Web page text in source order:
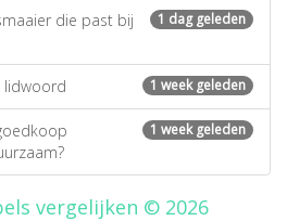
1 dag geleden
die past bij
1 week geleden
lidwoord
1 week geleden
vergelijken © 2026